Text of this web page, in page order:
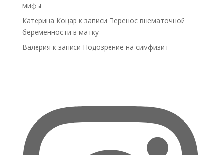
мифы
Катерина Коцар к записи Перенос внематочной
беременности в матку
Валерия к записи Подозрение на симфизит